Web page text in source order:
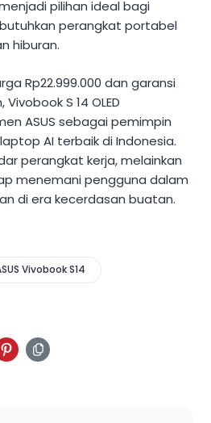
pilihan ideal bagi
perangkat portabel
hiburan.
Rp22.999.000 dan garansi
S 14 OLED
ASUS sebagai pemimpin
AI terbaik di Indonesia.
perangkat kerja, melainkan
menemani pengguna dalam
di era kecerdasan buatan.
Vivobook S14